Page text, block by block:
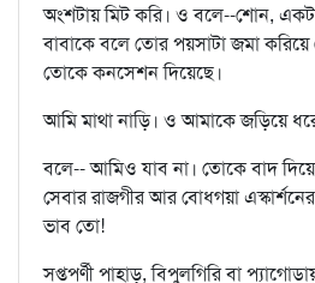
অংশটায় মিট করি। ও বলে--শোন,
বাবাকে বলে তোর পয়সাটা জমা
তোকে কনসেশন দিয়েছে।
আমি মাথা নাড়ি। ও আমাকে জড়িয়ে
বলে-- আমিও যাব না। তোকে বাদ
সেবার রাজগীর আর বোধগয়া
ভাব তো!
সপ্তপর্ণী পাহাড়, বিপুলগিরি বা